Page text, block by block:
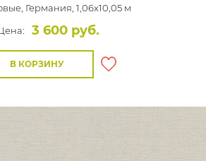
Германия, 1,06x10,05 м
3 600 руб.
В КОРЗИНУ